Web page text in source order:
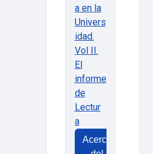
a en la
Univers
idad.
Vol II.
El
informe
de
Lectur
a
Acerca